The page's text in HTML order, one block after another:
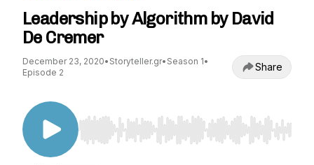
Leadership by Algorithm by David
De Cremer
December 23, 2020• Storyteller.gr• Season 1•
Episode 2
Share
Use Left/Right to seek, Home/End to jump to